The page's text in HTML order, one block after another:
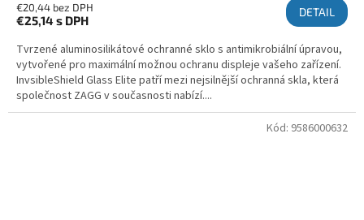
€20,44 bez DPH
€25,14 s DPH
DETAIL
Tvrzené aluminosilikátové ochranné sklo s antimikrobiální úpravou,
vytvořené pro maximální možnou ochranu displeje vašeho zařízení.
InvsibleShield Glass Elite patří mezi nejsilnější ochranná skla, která
společnost ZAGG v současnosti nabízí....
Kód: 9586000632